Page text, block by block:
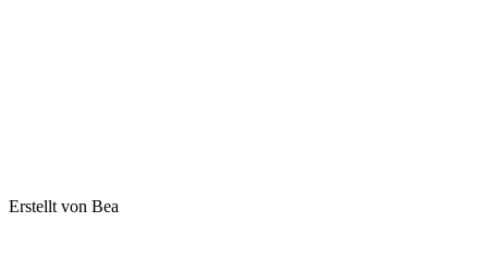
Erstellt von Bea